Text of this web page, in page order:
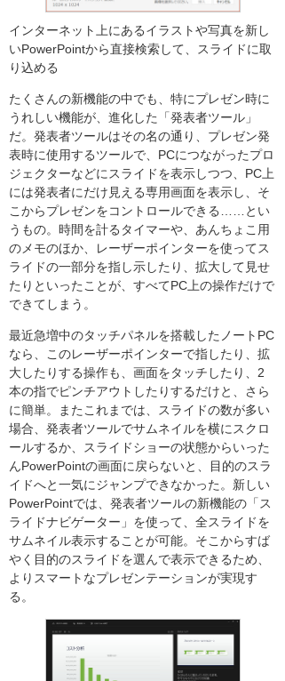
インターネット上にあるイラストや写真を新し
いPowerPointから直接検索して、スライドに取
り込める
たくさんの新機能の中でも、特にプレゼン時に
うれしい機能が、進化した「発表者ツール」
だ。発表者ツールはその名の通り、プレゼン発
表時に使用するツールで、PCにつながったプロ
ジェクターなどにスライドを表示しつつ、PC上
には発表者にだけ見える専用画面を表示し、そ
こからプレゼンをコントロールできる……とい
うもの。時間を計るタイマーや、あんちょこ用
のメモのほか、レーザーポインターを使ってス
ライドの一部分を指し示したり、拡大して見せ
たりといったことが、すべてPC上の操作だけで
できてしまう。
最近急増中のタッチパネルを搭載したノートPC
なら、このレーザーポインターで指したり、拡
大したりする操作も、画面をタッチしたり、2
本の指でピンチアウトしたりするだけと、さら
に簡単。またこれまでは、スライドの数が多い
場合、発表者ツールでサムネイルを横にスクロ
ールするか、スライドショーの状態からいった
んPowerPointの画面に戻らないと、目的のスラ
イドへと一気にジャンプできなかった。新しい
PowerPointでは、発表者ツールの新機能の「ス
ライドナビゲーター」を使って、全スライドを
サムネイル表示することが可能。そこからすば
やく目的のスライドを選んで表示できるため、
よりスマートなプレゼンテーションが実現す
る。